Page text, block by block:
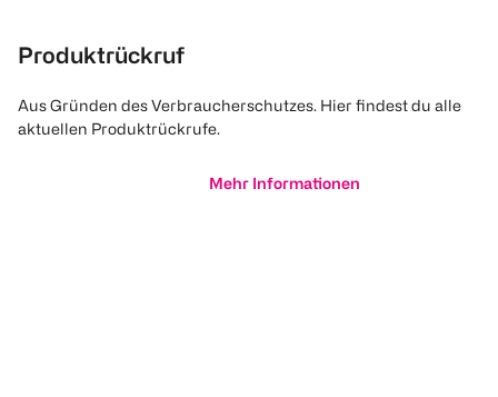
Produktrückruf
Aus Gründen des Verbraucherschutzes. Hier findest du alle
aktuellen Produktrückrufe.
Mehr Informationen